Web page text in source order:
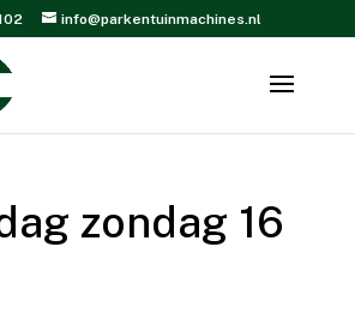
info@parkentuinmachines.nl
zondag 16